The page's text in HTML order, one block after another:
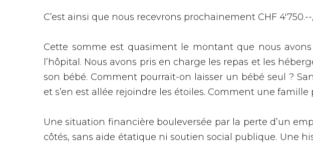
C’est ainsi que nous recevrons prochainement CHF
Cette somme est quasiment le montant que nous
l’hôpital. Nous avons pris en charge les repas et les
son bébé. Comment pourrait-on laisser un bébé seul ?
et s’en est allée rejoindre les étoiles. Comment une
Une situation financière bouleversée par la perte d’un
côtés, sans aide étatique ni soutien social publique. Une